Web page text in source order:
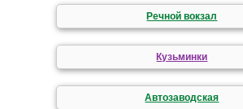
Речной вокзал
Кузьминки
Автозаводская